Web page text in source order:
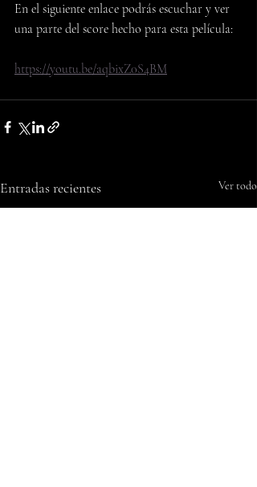
En el siguiente enlace podrás escuchar y ver
una parte del score hecho para esta película:
https://youtu.be/aqbixZ0S4BM
Entradas recientes Ver todo